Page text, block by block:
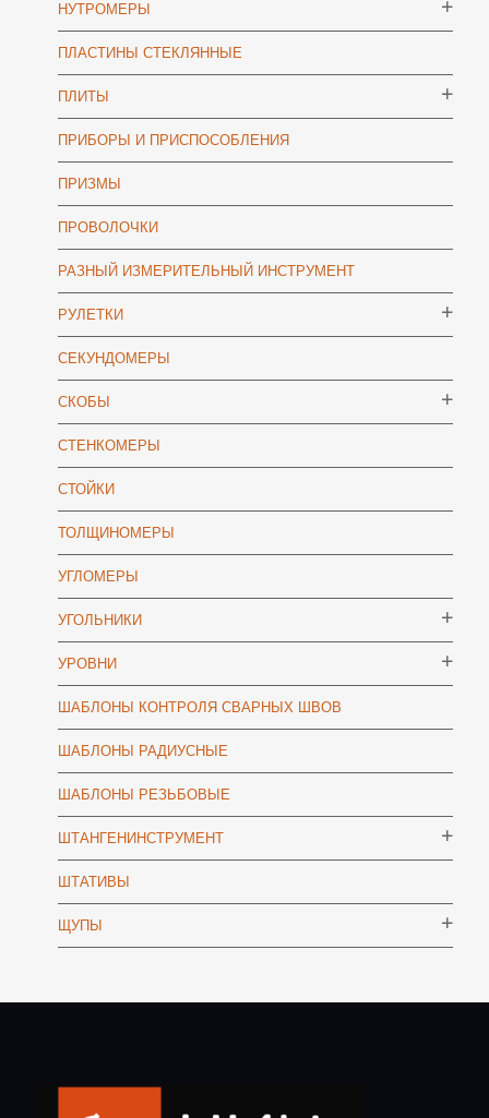
НУТРОМЕРЫ
ПЛАСТИНЫ СТЕКЛЯННЫЕ
ПЛИТЫ
ПРИБОРЫ И ПРИСПОСОБЛЕНИЯ
ПРИЗМЫ
ПРОВОЛОЧКИ
РАЗНЫЙ ИЗМЕРИТЕЛЬНЫЙ ИНСТРУМЕНТ
РУЛЕТКИ
СЕКУНДОМЕРЫ
СКОБЫ
СТЕНКОМЕРЫ
СТОЙКИ
ТОЛЩИНОМЕРЫ
УГЛОМЕРЫ
УГОЛЬНИКИ
УРОВНИ
ШАБЛОНЫ КОНТРОЛЯ СВАРНЫХ ШВОВ
ШАБЛОНЫ РАДИУСНЫЕ
ШАБЛОНЫ РЕЗЬБОВЫЕ
ШТАНГЕНИНСТРУМЕНТ
ШТАТИВЫ
ЩУПЫ